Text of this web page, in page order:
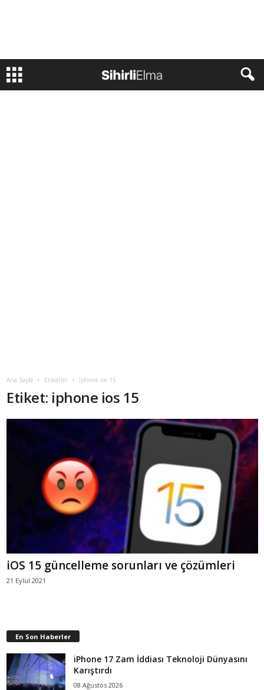
Ana Sayfa Etiketler Iphone ios 15
Etiket: iphone ios 15
iOS 15 güncelleme sorunları ve çözümleri
21 Eylül 2021
En Son Haberler
iPhone 17 Zam İddiası Teknoloji Dünyasını
Karıştırdı
08 Ağustos 2026